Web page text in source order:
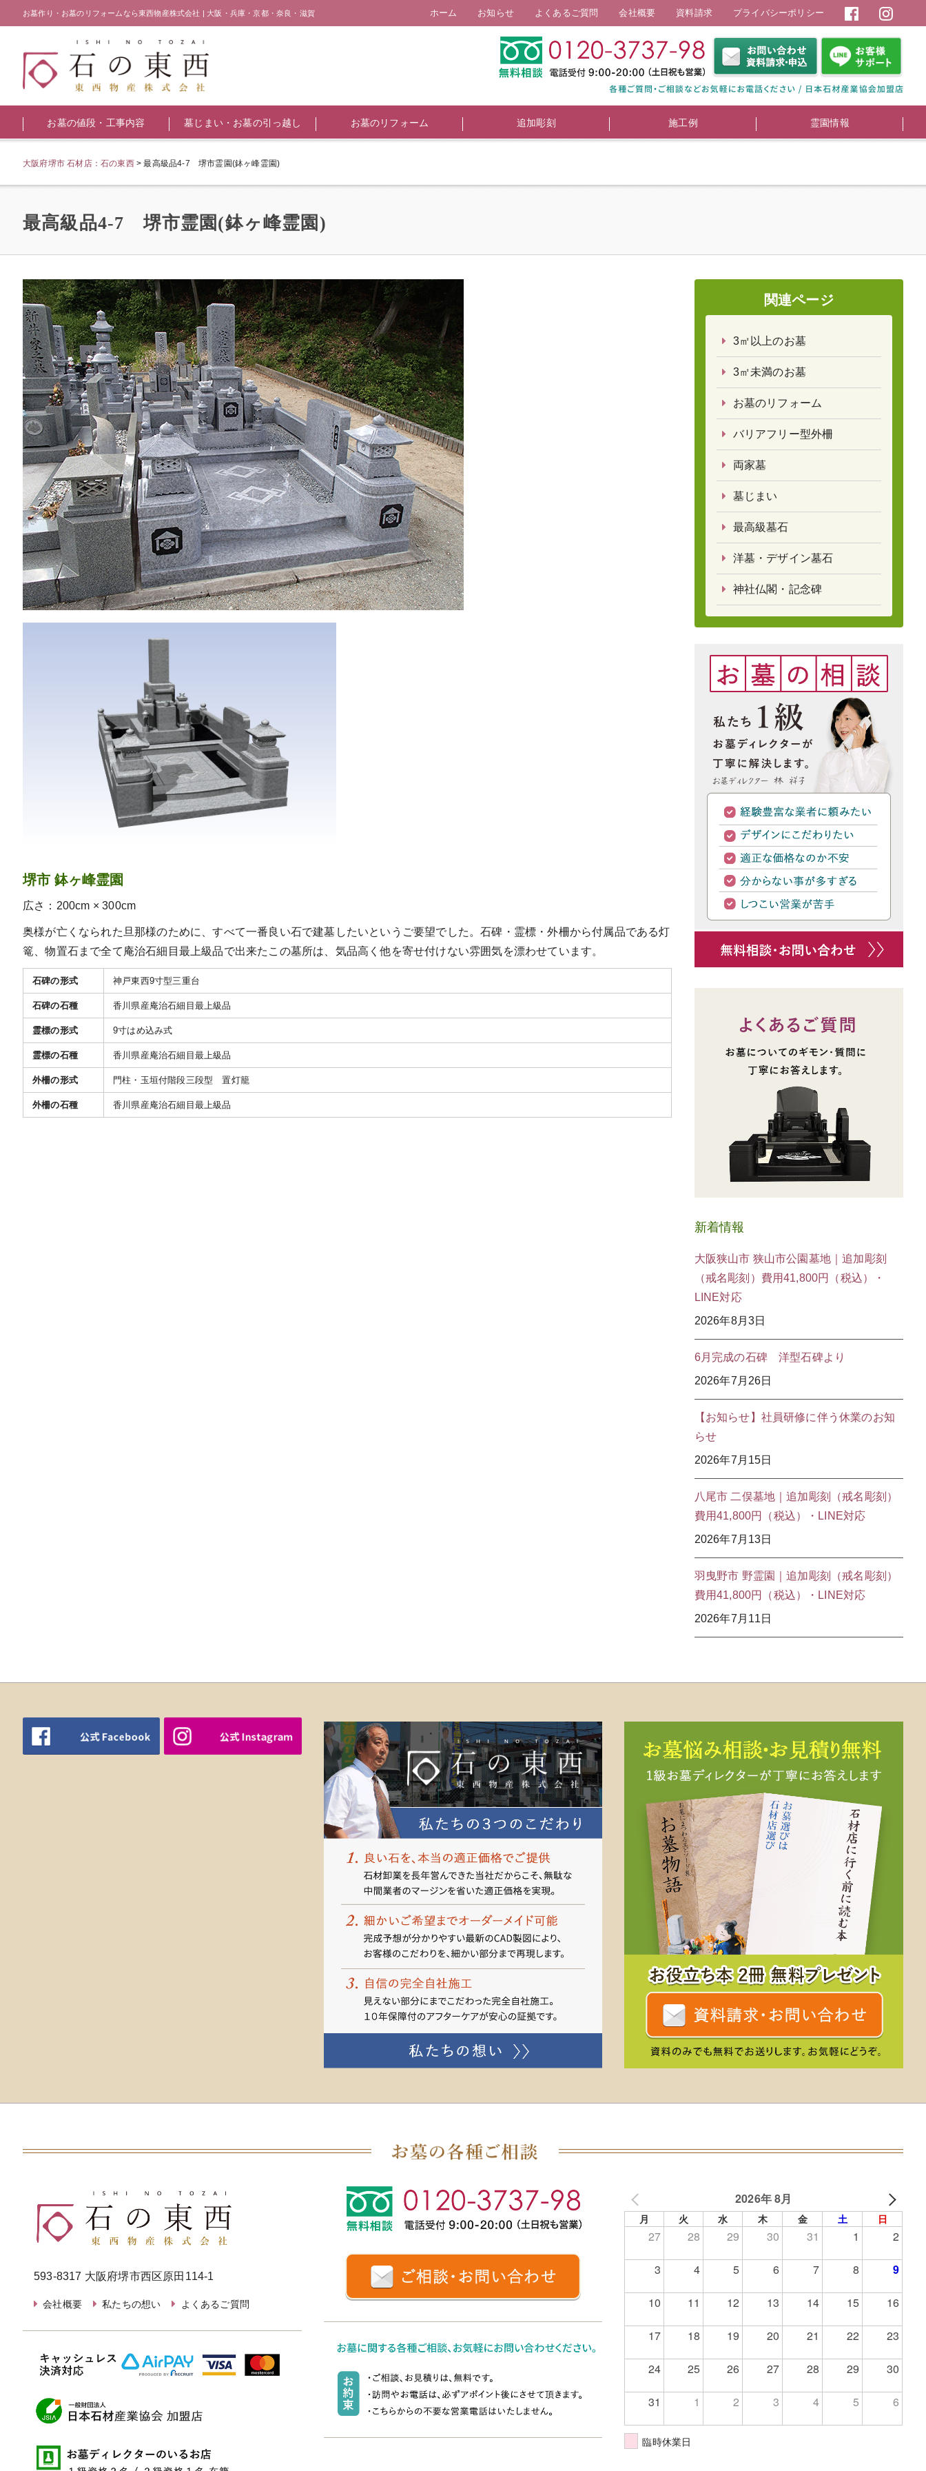
お墓作り・お墓のリフォームなら東西物産株式会社 | 大阪・兵庫・京都・奈良・滋賀 ホーム お知らせ よくあるご質問 会社概要 資料請求 プライバシーポリシー
お墓の値段・工事内容 墓じまい・お墓の引っ越し お墓のリフォーム 追加彫刻 施工例 霊園情報
大阪府堺市 石材店：石の東西>最高級品4-7 堺市霊園(鉢ヶ峰霊園)
最高級品4-7 堺市霊園(鉢ヶ峰霊園)
堺市 鉢ヶ峰霊園
広さ：200cm × 300cm
奥様が亡くなられた旦那様のために、すべて一番良い石で建墓したいというご要望でした。石碑・霊標・外柵から付属品である灯
篭、物置石まで全て庵治石細目最上級品で出来たこの墓所は、気品高く他を寄せ付けない雰囲気を漂わせています。
石碑の形式 神戸東西9寸型三重台
石碑の石種 香川県産庵治石細目最上級品
霊標の形式 9寸はめ込み式
霊標の石種 香川県産庵治石細目最上級品
外柵の形式 門柱・玉垣付階段三段型 置灯籠
外柵の石種 香川県産庵治石細目最上級品
関連ページ
3㎡以上のお墓
3㎡未満のお墓
お墓のリフォーム
バリアフリー型外柵
両家墓
墓じまい
最高級墓石
洋墓・デザイン墓石
神社仏閣・記念碑
新着情報
大阪狭山市 狭山市公園墓地｜追加彫刻
（戒名彫刻）費用41,800円（税込）・
LINE対応
2026年8月3日
6月完成の石碑 洋型石碑より
2026年7月26日
【お知らせ】社員研修に伴う休業のお知
らせ
2026年7月15日
八尾市 二俣墓地｜追加彫刻（戒名彫刻）
費用41,800円（税込）・LINE対応
2026年7月13日
羽曳野市 野霊園｜追加彫刻（戒名彫刻）
費用41,800円（税込）・LINE対応
2026年7月11日
593-8317 大阪府堺市西区原田114-1
会社概要 私たちの想い よくあるご質問
2026年 8月
月 火 水 木 金 土 日
27 28 29 30 31 1 2
3 4 5 6 7 8 9
10 11 12 13 14 15 16
17 18 19 20 21 22 23
24 25 26 27 28 29 30
31 1 2 3 4 5 6
臨時休業日